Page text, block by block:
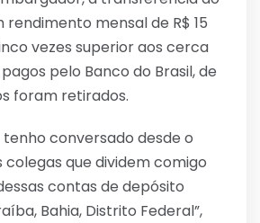
rendimento mensal de R$ 15
vezes superior aos cerca
pelo Banco do Brasil, de
foram retirados.
tenho conversado desde o
que dividem comigo
contas de depósito
Bahia, Distrito Federal”,